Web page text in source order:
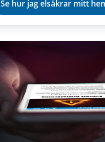
Se hur jag elsäkrar mitt